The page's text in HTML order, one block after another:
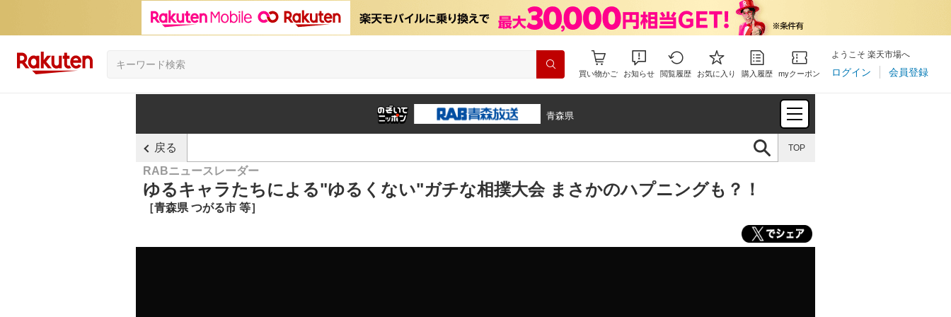
買い物かご お知らせ 閲覧履歴 お気に入り 購入履歴 myクーポン
ようこそ 楽天市場へ
ログイン 会員登録
青森県
戻る TOP
RABニュースレーダー
ゆるキャラたちによる"ゆるくない"ガチな相撲大会 まさかのハプニングも？！
［青森県 つがる市 等］